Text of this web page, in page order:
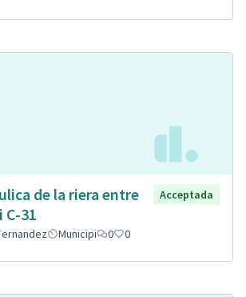
de la riera entre
C-31
Acceptada
Municipi 0 0